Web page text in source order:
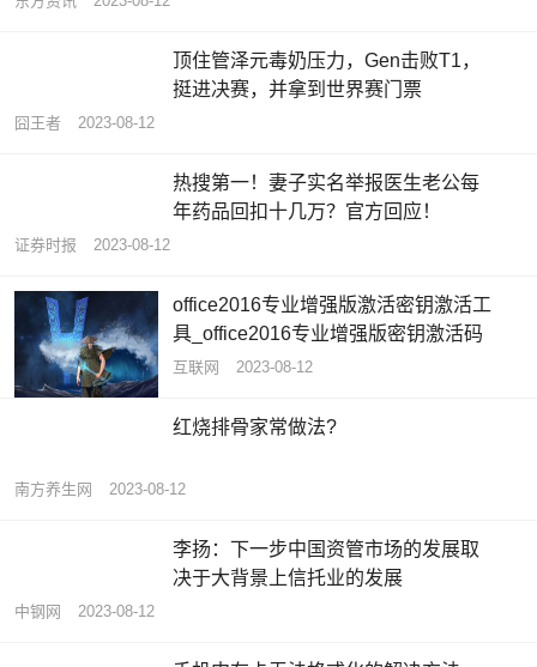
顶住管泽元毒奶压力，Gen击败T1，
挺进决赛，并拿到世界赛门票
囧王者 2023-08-12
热搜第一！妻子实名举报医生老公每
年药品回扣十几万？官方回应！
证券时报 2023-08-12
office2016专业增强版激活密钥激活工
具_office2016专业增强版密钥激活码
互联网 2023-08-12
红烧排骨家常做法?
南方养生网 2023-08-12
李扬：下一步中国资管市场的发展取
决于大背景上信托业的发展
中钢网 2023-08-12